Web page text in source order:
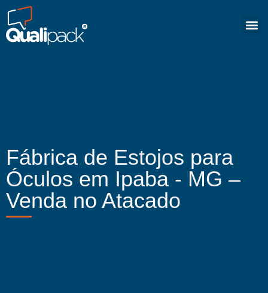
Fábrica de Estojos para
Óculos em Ipaba - MG –
Venda no Atacado